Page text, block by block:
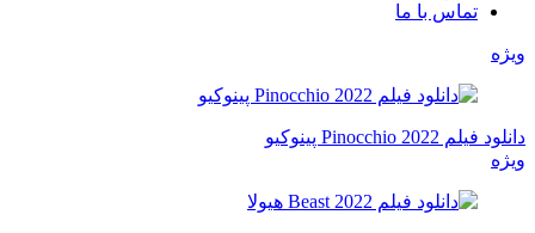
تماس با ما
ویژه
دانلود فیلم Pinocchio 2022 پینوکیو
ویژه